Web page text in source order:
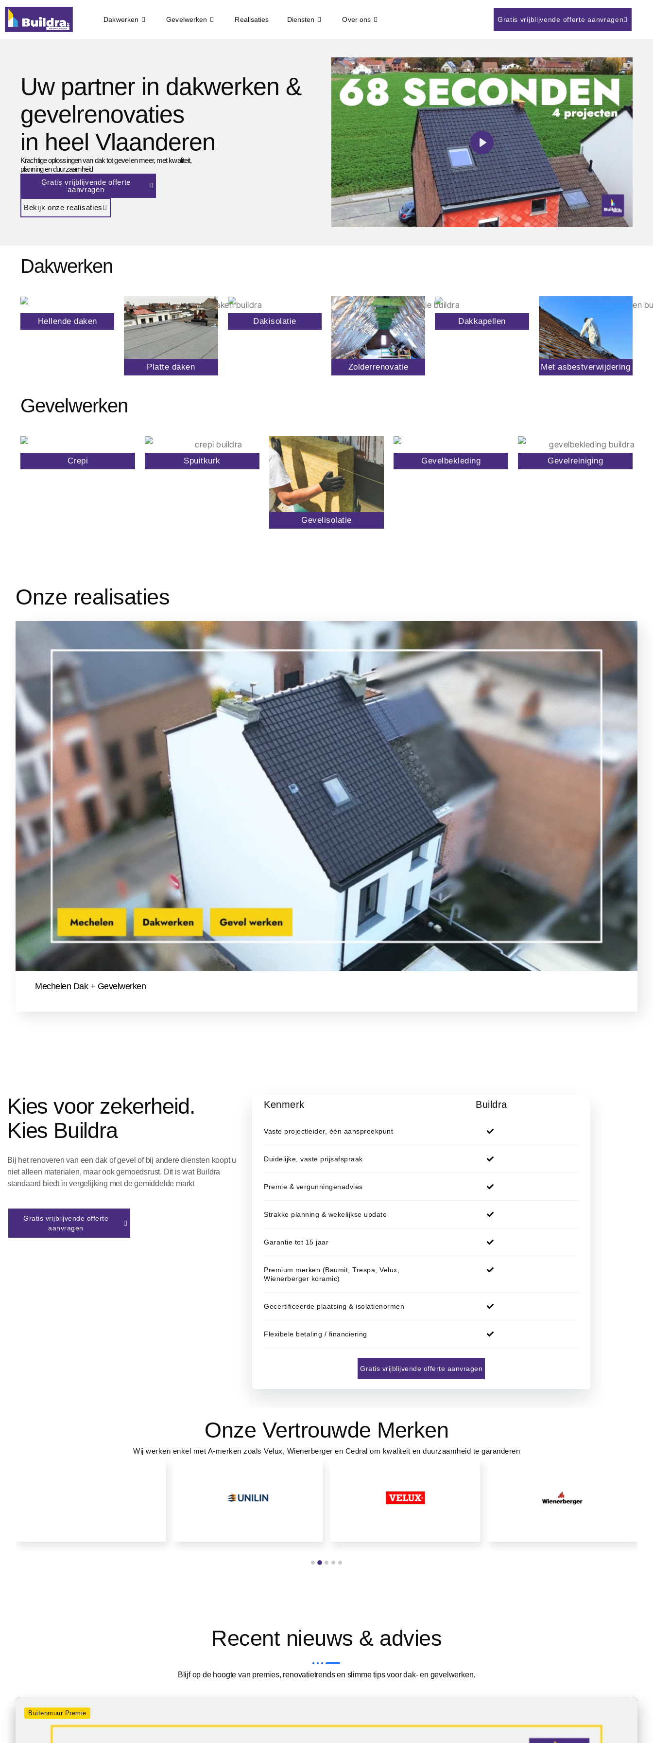
Dakwerken Gevelwerken Realisaties Diensten Over ons Gratis vrijblijvende offerte aanvragen
Uw partner in dakwerken &
gevelrenovaties
in heel Vlaanderen
Krachtige oplossingen van dak tot gevel en meer, met kwaliteit,
planning en duurzaamheid
Gratis vrijblijvende offerte
aanvragen
Bekijk onze realisaties
PLAY
Dakwerken
Hellende daken
Platte daken
Dakisolatie
Zolderrenovatie
Dakkapellen
Met asbestverwijdering
Gevelwerken
Crepi Spuitkurk
Gevelisolatie
Gevelbekleding Gevelreiniging
Onze realisaties
Mechelen Dak + Gevelwerken
Kies voor zekerheid.
Kies Buildra
Bij het renoveren van een dak of gevel of bij andere diensten koopt u
niet alleen materialen, maar ook gemoedsrust. Dit is wat Buildra
standaard biedt in vergelijking met de gemiddelde markt
Gratis vrijblijvende offerte
aanvragen
Kenmerk Buildra
Vaste projectleider, één aanspreekpunt
Duidelijke, vaste prijsafspraak
Premie & vergunningenadvies
Strakke planning & wekelijkse update
Garantie tot 15 jaar
Premium merken (Baumit, Trespa, Velux,
Wienerberger koramic)
Gecertificeerde plaatsing & isolatienormen
Flexibele betaling / financiering
Gratis vrijblijvende offerte aanvragen
Onze Vertrouwde Merken
Wij werken enkel met A-merken zoals Velux, Wienerberger en Cedral om kwaliteit en duurzaamheid te garanderen
Recent nieuws & advies
Blijf op de hoogte van premies, renovatietrends en slimme tips voor dak- en gevelwerken.
Buitenmuur Premie